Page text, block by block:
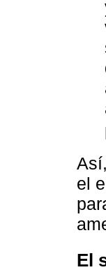
el
El